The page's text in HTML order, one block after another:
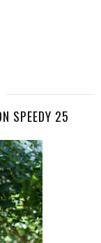
SPEEDY 25